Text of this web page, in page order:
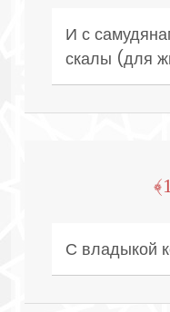
И с
скалы (для
С владыкой